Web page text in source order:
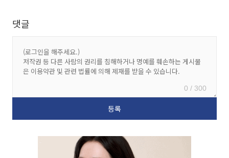
댓글
0 / 300